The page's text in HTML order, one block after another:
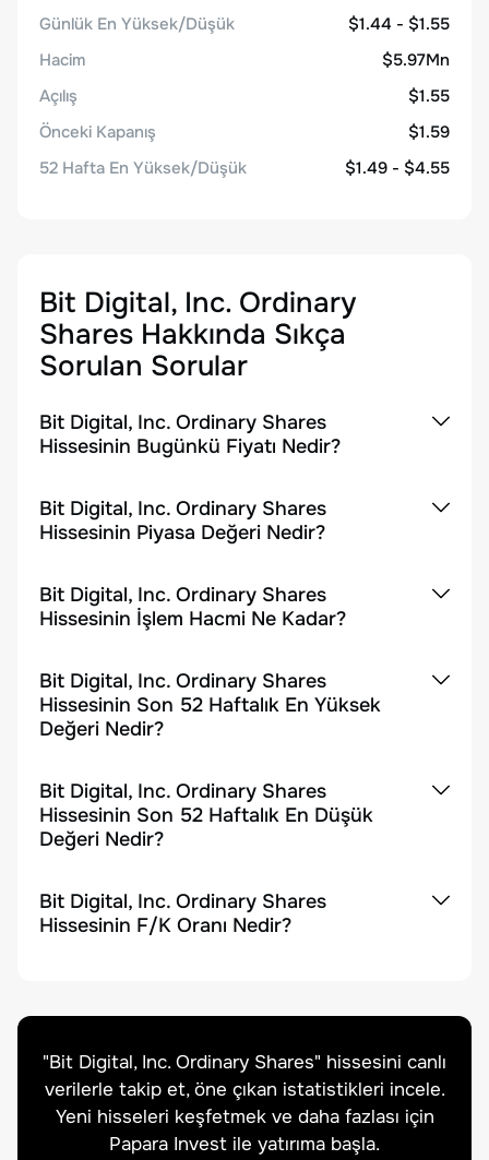
Günlük En Yüksek/Düşük
$1.44 - $1.55
Hacim
$5.97Mn
Açılış
$1.55
Önceki Kapanış
$1.59
52 Hafta En Yüksek/Düşük
$1.49 - $4.55
Bit Digital, Inc. Ordinary
Shares Hakkında Sıkça
Sorulan Sorular
Bit Digital, Inc. Ordinary Shares
Hissesinin Bugünkü Fiyatı Nedir?
Bit Digital, Inc. Ordinary Shares
Hissesinin Piyasa Değeri Nedir?
Bit Digital, Inc. Ordinary Shares
Hissesinin İşlem Hacmi Ne Kadar?
Bit Digital, Inc. Ordinary Shares
Hissesinin Son 52 Haftalık En Yüksek
Değeri Nedir?
Bit Digital, Inc. Ordinary Shares
Hissesinin Son 52 Haftalık En Düşük
Değeri Nedir?
Bit Digital, Inc. Ordinary Shares
Hissesinin F/K Oranı Nedir?
"Bit Digital, Inc. Ordinary Shares" hissesini canlı
verilerle takip et, öne çıkan istatistikleri incele.
Yeni hisseleri keşfetmek ve daha fazlası için
Papara Invest ile yatırıma başla.